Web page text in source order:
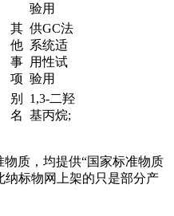
验用
其
他
事
项
供GC法
系统适
用性试
验用
别
名
1,3-二羟
基丙烷;
质，均提供“国家标准物质
纳标物网上架的只是部分产